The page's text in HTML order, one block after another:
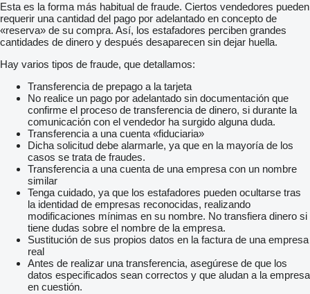
Esta es la forma más habitual de fraude. Ciertos vendedores pueden
requerir una cantidad del pago por adelantado en concepto de
«reserva» de su compra. Así, los estafadores perciben grandes
cantidades de dinero y después desaparecen sin dejar huella.
Hay varios tipos de fraude, que detallamos:
Transferencia de prepago a la tarjeta
No realice un pago por adelantado sin documentación que
confirme el proceso de transferencia de dinero, si durante la
comunicación con el vendedor ha surgido alguna duda.
Transferencia a una cuenta «fiduciaria»
Dicha solicitud debe alarmarle, ya que en la mayoría de los
casos se trata de fraudes.
Transferencia a una cuenta de una empresa con un nombre
similar
Tenga cuidado, ya que los estafadores pueden ocultarse tras
la identidad de empresas reconocidas, realizando
modificaciones mínimas en su nombre. No transfiera dinero si
tiene dudas sobre el nombre de la empresa.
Sustitución de sus propios datos en la factura de una empresa
real
Antes de realizar una transferencia, asegúrese de que los
datos especificados sean correctos y que aludan a la empresa
en cuestión.